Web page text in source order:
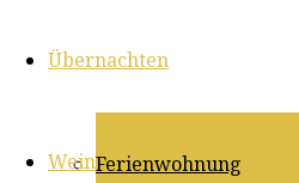
Übernachten
Ferienwohnung
Wein